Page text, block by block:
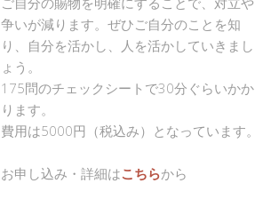
争いが減ります。ぜひご自分のことを知
り、自分を活かし、人を活かしていきまし
ょう。
175問のチェックシートで30分ぐらいかか
ります。
費用は5000円（税込み）となっています。
お申し込み・詳細はこちらから